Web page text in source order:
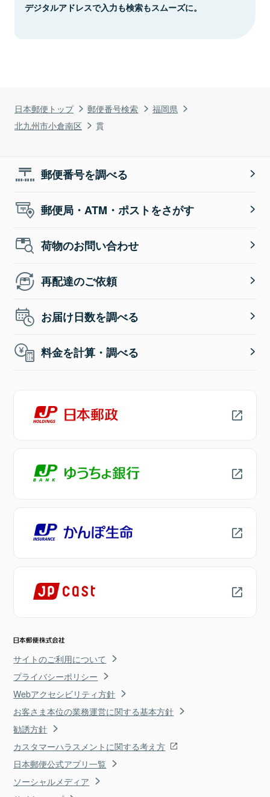
日本郵便トップ 郵便番号検索
福岡県
北九州市小倉南区
貫
デジタルアドレスで入力も検索もスムーズに。
郵便番号を調べる
郵便局・ATM・ポストをさがす
荷物のお問い合わせ
再配達のご依頼
お届け日数を調べる
料金を計算・調べる
サイトのご利用について
プライバシーポリシー
Webアクセシビリティ方針
お客さま本位の業務運営に関する基本方針
勧誘方針
カスタマーハラスメントに関する考え方
日本郵便公式アプリ一覧
ソーシャルメディア